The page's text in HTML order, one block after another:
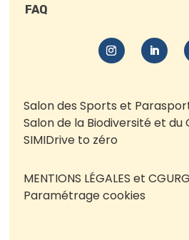
FAQ
Salon des Sports et
Salon de la Biodiversité et du
SIMIDrive to zéro
MENTIONS LÉGALES et CGU
Paramétrage cookies